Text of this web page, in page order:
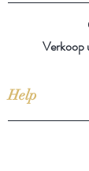
Verkoop
Help